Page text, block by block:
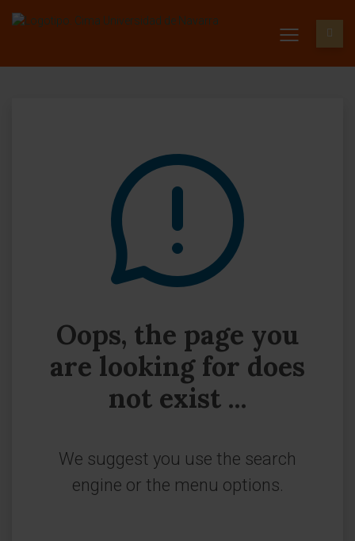
Oops, the page you
are looking for does
not exist ...
We suggest you use the search
engine or the menu options.